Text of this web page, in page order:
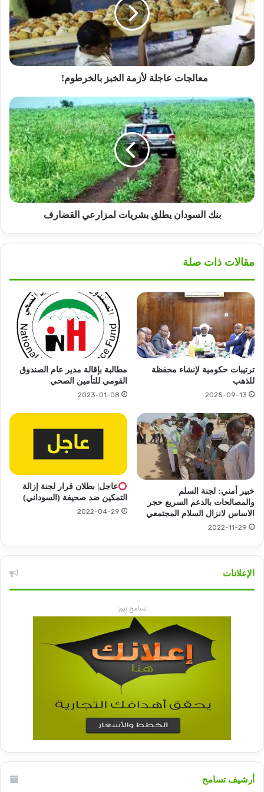
الخبز
بالخرطوم!
معالجات عاجلة لأزمة الخبز بالخرطوم!
بنك
السودان
يطلق
بشريات
لمزارعي
القضارف
بنك السودان يطلق بشريات لمزارعي القضارف
مقالات ذات صلة
ترتيبات حكومية لإنشاء محفظة
للذهب
2025-09-13
مطالبة بإقالة مدير عام الصندوق
القومي للتأمين الصحي
2023-01-08
خبير أمني: لجنة السلم
والمصالحات بالدعم السريع حجر
الاساس لانزال السلام المجتمعي
2022-11-29
عاجل| بطلان قرار لجنة إزالة
التمكين ضد صحيفة (السوداني)
2022-04-29
الإعلانات
تسامح نيوز
أرشيف تسامح